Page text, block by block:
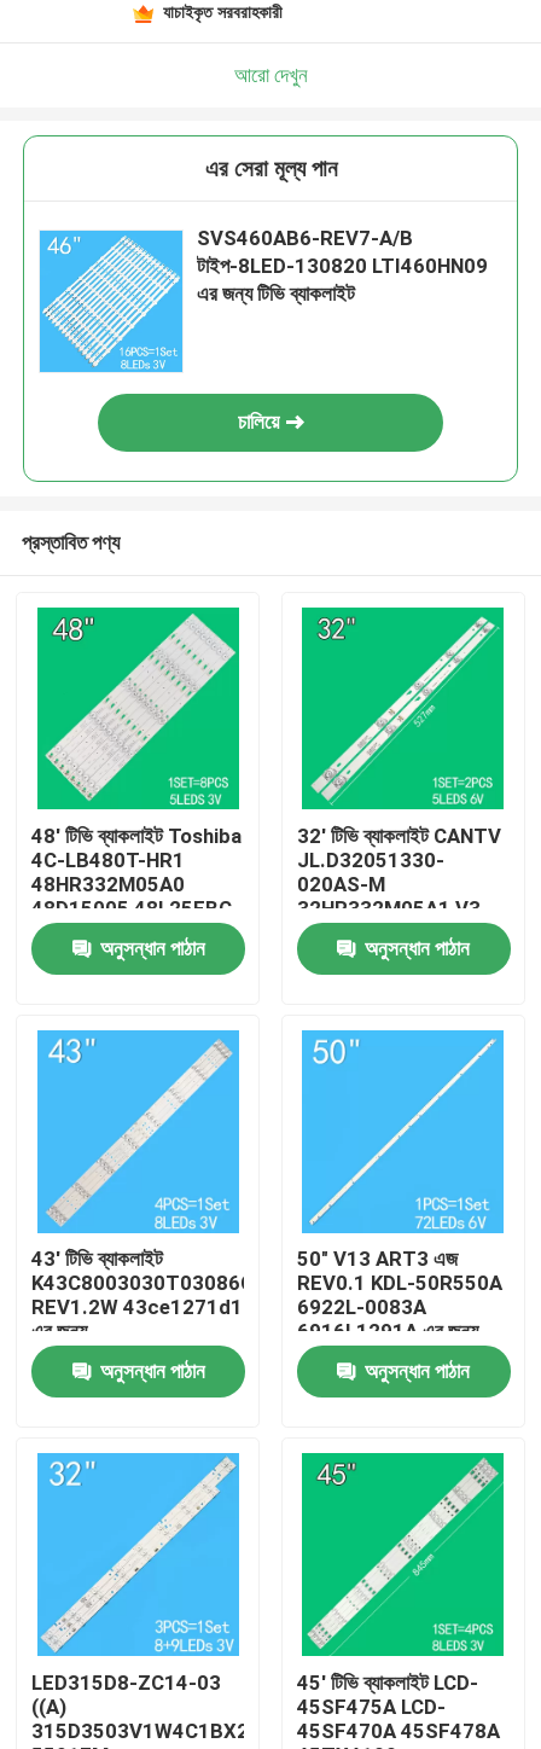
বাড়ি
ভিডিও
আমাদের সম্পর্কে
কারখানা ভ্রমণ
উদ্ধৃতির জন্য আবেদন
এলইডি টিভি ব্যাকলাইট
যাচাইকৃত সরবরাহকারী
আরো দেখুন
এর সেরা মূল্য পান
SVS460AB6-REV7-A/B
টাইপ-8LED-130820 LTI460HN09
এর জন্য টিভি ব্যাকলাইট
চালিয়ে
প্রস্তাবিত পণ্য
48' টিভি ব্যাকলাইট Toshiba
4C-LB480T-HR1
48HR332M05A0
48D15005 48L25EBC
48L26CMC 48L2600C
48L2500Cঅনুসন্ধান পাঠান
32' টিভি ব্যাকলাইট CANTV
JL.D32051330-
020AS-M
32HR332M05A1 V3
4D-LE3202-YC1P0Z1
এর জন্য অনুসন্ধান পাঠান
43' টিভি ব্যাকলাইট
K43C8003030T03086C9-
REV1.2W 43ce1271d1
এর জন্য
অনুসন্ধান পাঠান
50" V13 ART3 এজ
REV0.1 KDL-50R550A
6922L-0083A
6916L1291A এর জন্য
টিভি ব্যাকলাইট
অনুসন্ধান পাঠান
LED315D8-ZC14-03
((A)
315D3503V1W4C1BX2-
45' টিভি ব্যাকলাইট LCD-
45SF475A LCD-
45SF470A 45SF478A